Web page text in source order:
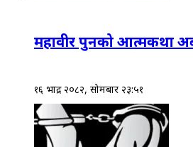
महावीर पुनको आत्मकथा
१६ भाद्र २०८२, सोमबार २३:५१